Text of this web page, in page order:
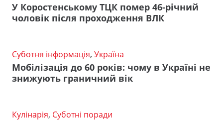
У Коростенському ТЦК помер 46-річний
чоловік після проходження ВЛК
Суботня інформація, Україна
Мобілізація до 60 років: чому в Україні не
знижують граничний вік
Кулінарія, Суботні поради